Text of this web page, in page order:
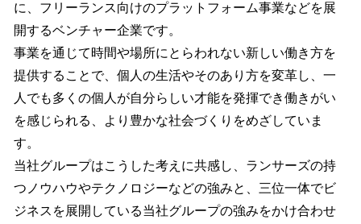
に、フリーランス向けのプラットフォーム事業などを展
開するベンチャー企業です。
事業を通じて時間や場所にとらわれない新しい働き方を
提供することで、個人の生活やそのあり方を変革し、一
人でも多くの個人が自分らしい才能を発揮でき働きがい
を感じられる、より豊かな社会づくりをめざしていま
す。
当社グループはこうした考えに共感し、ランサーズの持
つノウハウやテクノロジーなどの強みと、三位一体でビ
ジネスを展開している当社グループの強みをかけ合わせ